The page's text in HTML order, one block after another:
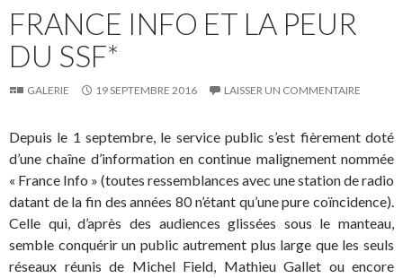
FRANCE INFO ET LA PEUR
DU SSF*
GALERIE 19 SEPTEMBRE 2016 LAISSER UN COMMENTAIRE
Depuis le 1 septembre, le service public s’est fièrement doté
d’une chaîne d’information en continue malignement nommée
« France Info » (toutes ressemblances avec une station de radio
datant de la fin des années 80 n’étant qu’une pure coïncidence).
Celle qui, d’après des audiences glissées sous le manteau,
semble conquérir un public autrement plus large que les seuls
réseaux réunis de Michel Field, Mathieu Gallet ou encore